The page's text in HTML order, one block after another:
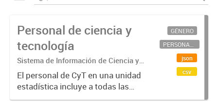
Personal de ciencia y
tecnología
Sistema de Información de Ciencia y
Tecnología Argentino (SICYTAR)
El personal de CyT en una unidad
estadística incluye a todas las
personas involucradas
GÉNERO
PERSONAL CIENTÍFICO-TECNOLÓGICO
json
csv